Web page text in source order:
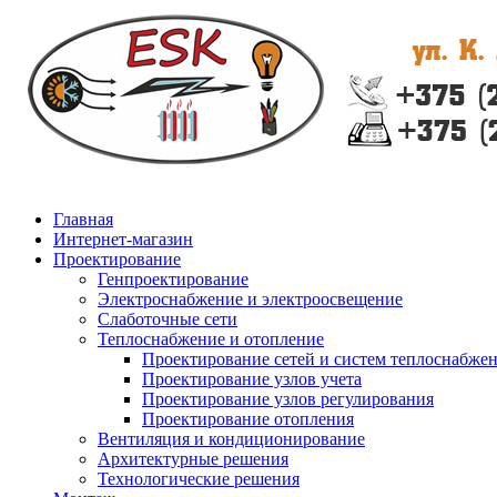
Главная
Интернет-магазин
Проектирование
Генпроектирование
Электроснабжение и электроосвещение
Слаботочные сети
Теплоснабжение и отопление
Проектирование сетей и систем
Проектирование узлов учета
Проектирование узлов регулирования
Проектирование отопления
Вентиляция и кондиционирование
Архитектурные решения
Технологические решения